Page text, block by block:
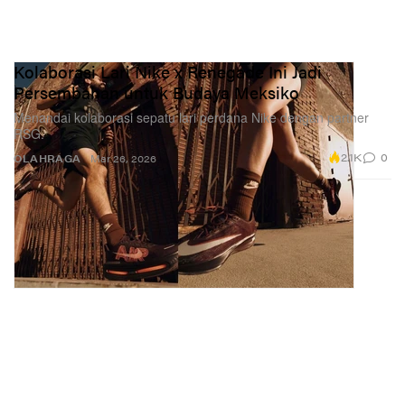
OLAHRAGA
Kolaborasi Lari Nike x Renegade Ini Jadi
Persembahan untuk Budaya Meksiko
Menandai kolaborasi sepatu lari perdana Nike dengan partner
RSG.
Mar 26, 2026 2.1K 0